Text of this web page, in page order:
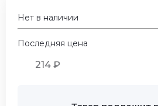
Нет в наличии
Последняя цена
214 ₽